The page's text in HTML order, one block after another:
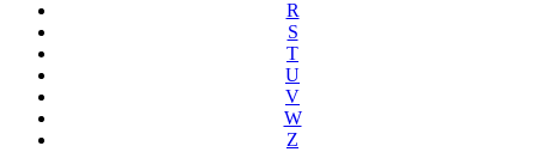
R
S
T
U
V
W
Z